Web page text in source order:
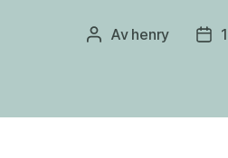
Inläggsförfattare
Av henry